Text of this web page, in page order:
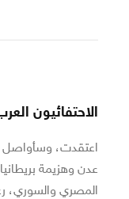
الاحتفائيون
اعتقدت، وسأواصل
المصري والسوري،